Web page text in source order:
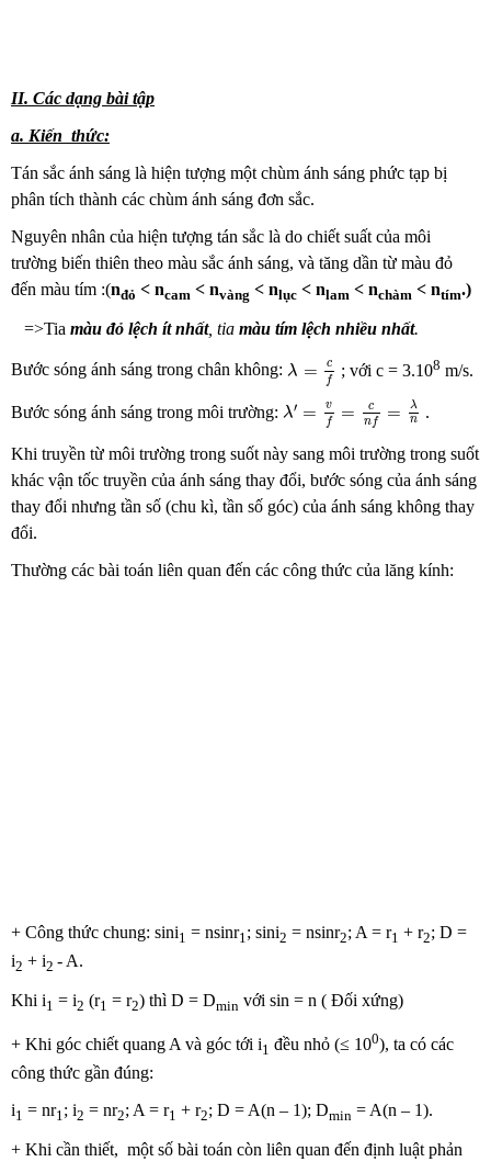
II. Các dạng bài tập
a. Kiến thức:
Tán sắc ánh sáng là hiện tượng một chùm ánh sáng phức tạp bị
phân tích thành các chùm ánh sáng đơn sắc.
Nguyên nhân của hiện tượng tán sắc là do chiết suất của môi
trường biến thiên theo màu sắc ánh sáng, và tăng dần từ màu đỏ
đến màu tím :(nđỏ < ncam < nvàng < nlục < nlam < nchàm < ntím.)
=>Tia màu đỏ lệch ít nhất, tia màu tím lệch nhiều nhất.
Bước sóng ánh sáng trong chân không: λ =
c
f
λ ; với c = 3.108 m/s.
Bước sóng ánh sáng trong môi trường: λ′ =
v
f
=
c
nf =
λ
n
= =c λn
.
Khi truyền từ môi trường trong suốt này sang môi trường trong suốt
khác vận tốc truyền của ánh sáng thay đổi, bước sóng của ánh sáng
thay đổi nhưng tần số (chu kì, tần số góc) của ánh sáng không thay
đổi.
Thường các bài toán liên quan đến các công thức của lăng kính:
+ Công thức chung: sini1 = nsinr1 ; sini2 = nsinr2; A = r1 + r2; D =
i2 + i2 - A.
Khi i1 = i2 (r1 = r2) thì D = Dmin với sin = n ( Đối xứng)
+ Khi góc chiết quang A và góc tới i1 đều nhỏ (≤ 100), ta có các
công thức gần đúng:
i1 = nr1 ; i2 = nr2; A = r1 + r2; D = A(n – 1); Dmin = A(n – 1).
+ Khi cần thiết, một số bài toán còn liên quan đến định luật phản